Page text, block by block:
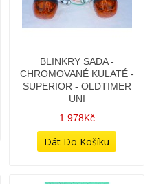
BLINKRY SADA -
CHROMOVANÉ KULATÉ -
SUPERIOR - OLDTIMER
UNI
1 978Kč